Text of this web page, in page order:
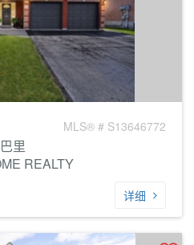
MLS® # S13646772
里
REALTY
详细